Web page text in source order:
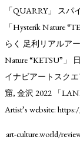
「QUARRY」 ス
「Hysterik Nature
らく 足利リアルア
Nature “KETSU”」
イナビアートスクエ
窟, 金沢 2022 「
Artist’s website:
art-culture.world/